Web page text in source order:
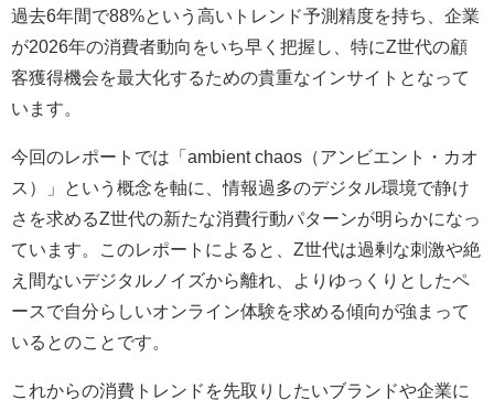
過去6年間で88%という高いトレンド予測精度を持ち、企業
が2026年の消費者動向をいち早く把握し、特にZ世代の顧
客獲得機会を最大化するための貴重なインサイトとなって
います。
今回のレポートでは「ambient chaos（アンビエント・カオ
ス）」という概念を軸に、情報過多のデジタル環境で静け
さを求めるZ世代の新たな消費行動パターンが明らかになっ
ています。このレポートによると、Z世代は過剰な刺激や絶
え間ないデジタルノイズから離れ、よりゆっくりとしたペ
ースで自分らしいオンライン体験を求める傾向が強まって
いるとのことです。
これからの消費トレンドを先取りしたいブランドや企業に